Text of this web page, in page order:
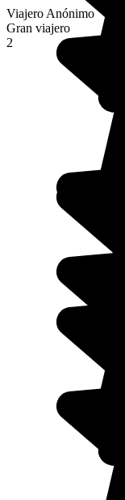
Viajero Anónimo
Gran viajero
2